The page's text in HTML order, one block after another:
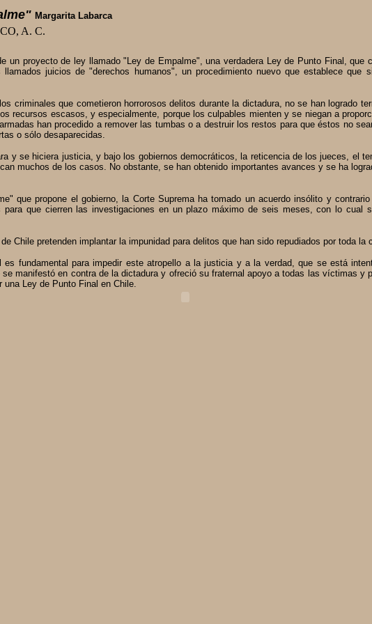
Margarita Labarca
A. C.
un proyecto de ley llamado "Ley de Empalme", una verdadera Ley de Punto Final,
juicios de "derechos humanos", un procedimiento nuevo que establece
criminales que cometieron horrorosos delitos durante la dictadura, no se han logrado
recursos escasos, y especialmente, porque los culpables mienten y se niegan a
han procedido a remover las tumbas o a destruir los restos para que éstos no
o sólo desaparecidas.
y se hiciera justicia, y bajo los gobiernos democráticos, la reticencia de los jueces, el
muchos de los casos. No obstante, se han obtenido importantes avances y se ha
que propone el gobierno, la Corte Suprema ha tomado un acuerdo insólito y
que cierren las investigaciones en un plazo máximo de seis meses, con lo cual
Chile pretenden implantar la impunidad para delitos que han sido repudiados por toda la
fundamental para impedir este atropello a la justicia y a la verdad, que se está
manifestó en contra de la dictadura y ofreció su fraternal apoyo a todas las víctimas y
Ley de Punto Final en Chile.